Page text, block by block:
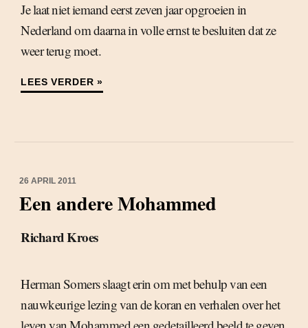
Je laat niet iemand eerst zeven jaar opgroeien in
Nederland om daarna in volle ernst te besluiten dat ze
weer terug moet.
LEES VERDER »
26 APRIL 2011
Een andere Mohammed
Richard Kroes
Herman Somers slaagt erin om met behulp van een
nauwkeurige lezing van de koran en verhalen over het